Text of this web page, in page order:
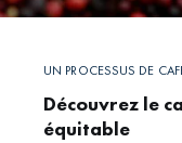
UN PROCESSUS DE
Découvrez le
équitable